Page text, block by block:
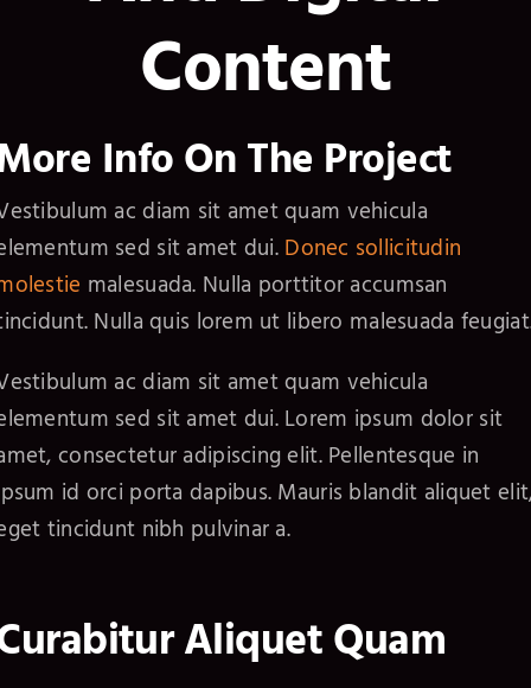
Content
Info On The Project
ac diam sit amet quam vehicula
sed sit amet dui. Donec sollicitudin
malesuada. Nulla porttitor accumsan
Nulla quis lorem ut libero malesuada
ac diam sit amet quam vehicula
sed sit amet dui. Lorem ipsum dolor sit
consectetur adipiscing elit. Pellentesque in
id orci porta dapibus. Mauris blandit aliquet
tincidunt nibh pulvinar a.
Aliquet Quam